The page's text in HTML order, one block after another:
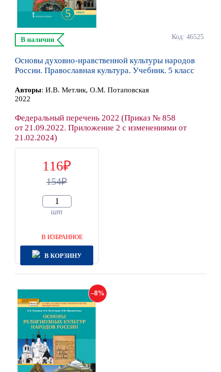
Код: 46525
В наличии
Основы духовно-нравственной культуры народов
России. Православная культура. Учебник. 5 класс
Авторы: И.В. Метлик, О.М. Потаповская
2022
Федеральный перечень 2022 (Приказ № 858
от 21.09.2022. Приложение 2 с изменениями от
21.02.2024)
116
154
шт
В ИЗБРАННОЕ
В КОРЗИНУ
8